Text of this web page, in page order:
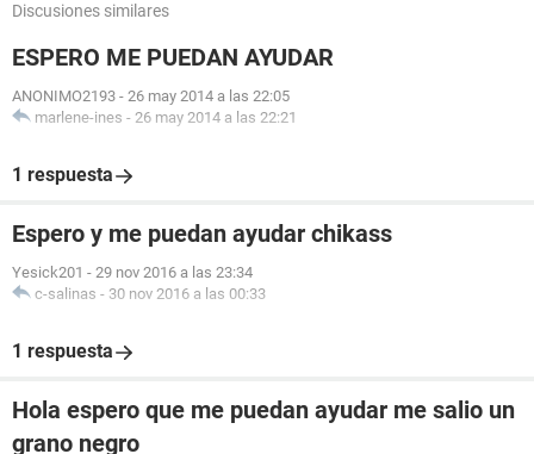
Discusiones similares
ESPERO ME PUEDAN AYUDAR
ANONIMO2193 - 26 may 2014 a las 22:05
marlene-ines - 26 may 2014 a las 22:21
1 respuesta
Espero y me puedan ayudar chikass
Yesick201 - 29 nov 2016 a las 23:34
c-salinas - 30 nov 2016 a las 00:33
1 respuesta
Hola espero que me puedan ayudar me salio un
grano negro